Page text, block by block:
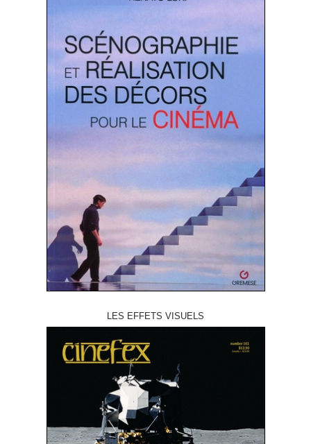
LES EFFETS VISUELS